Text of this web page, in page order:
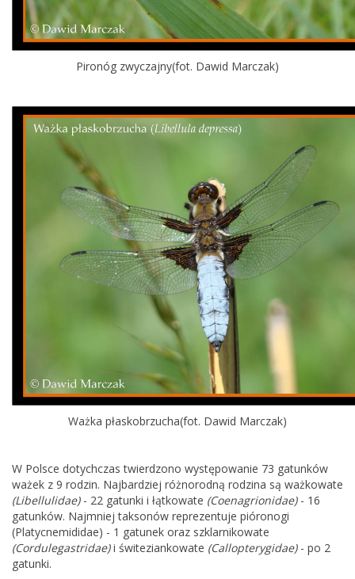
Pironóg zwyczajny(fot. Dawid Marczak)
Ważka płaskobrzucha(fot. Dawid Marczak)
W Polsce dotychczas twierdzono występowanie 73 gatunków
ważek z 9 rodzin. Najbardziej różnorodną rodzina są ważkowate
(Libellulidae)- 22 gatunki i łątkowate (Coenagrionidae)- 16
gatunków. Najmniej taksonów reprezentuje pióronogi
(Platycnemididae) - 1 gatunek oraz szklarnikowate
(Cordulegastridae)i świteziankowate (Callopterygidae)- po 2
gatunki.